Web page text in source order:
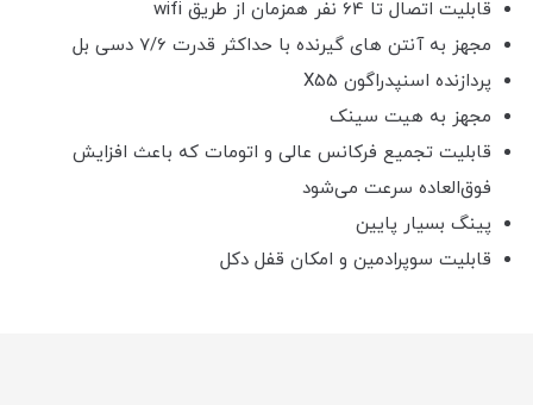
قابلیت اتصال تا 64 نفر همزمان از طریق wifi
مجهز به آنتن های گیرنده با حداکثر قدرت 7/6 دسی بل
پردازنده اسنپدراگون X55
مجهز به هیت سینک
قابلیت تجمیع فرکانس عالی و اتومات که باعث افزایش
فوق‌العاده سرعت می‌شود
پینگ بسیار پایین
قابلیت سوپرادمین و امکان قفل دکل